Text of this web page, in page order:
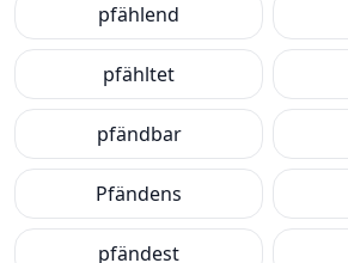
pfählend
pfähltet
pfändbar
Pfändens
pfändest